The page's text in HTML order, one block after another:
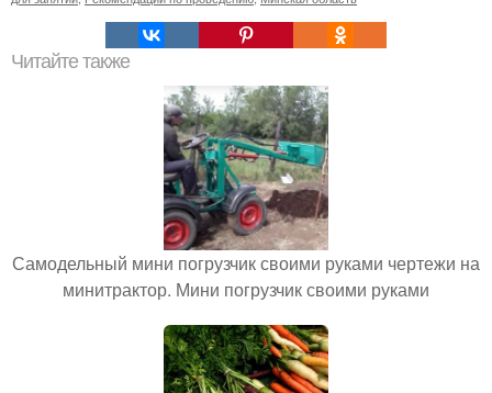
Читайте также
Самодельный мини погрузчик своими руками чертежи на
минитрактор. Мини погрузчик своими руками